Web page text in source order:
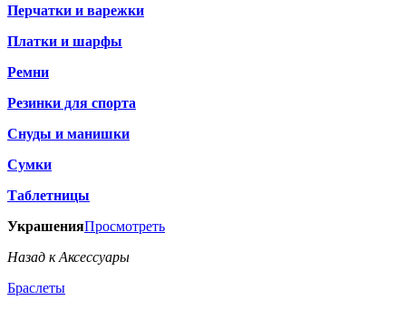
Перчатки и варежки
Платки и шарфы
Ремни
Резинки для спорта
Снуды и манишки
Сумки
Таблетницы
УкрашенияПросмотреть
Назад к Аксессуары
Браслеты